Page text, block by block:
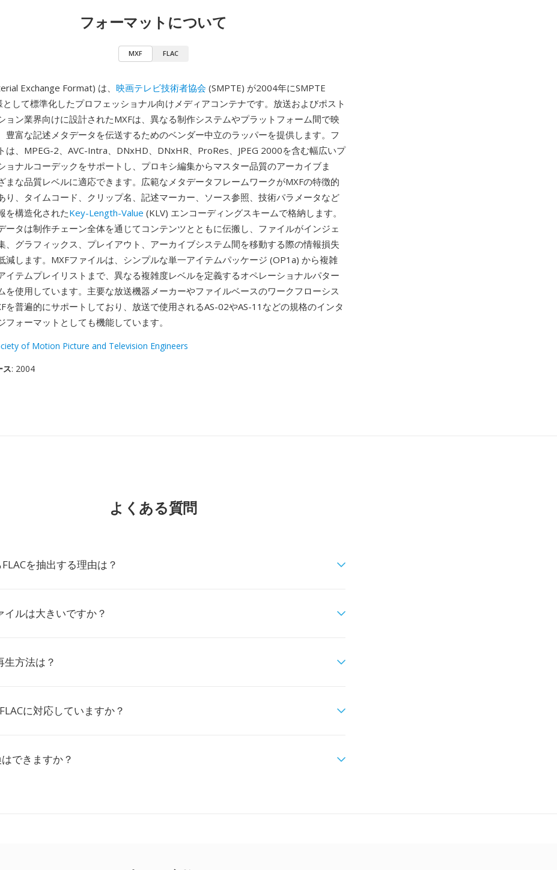
フォーマットについて
MXF FLAC
Exchange Format) は、 映画テレビ技術者協会 (SMPTE) が2004年にSMPTE
して標準化したプロフェッショナル向けメディアコンテナです。放送およびポスト
ョン業界向けに設計されたMXFは、異なる制作システムやプラットフォーム間で映
豊富な記述メタデータを伝送するためのベンダー中立のラッパーを提供します。フ
は、MPEG-2、AVC-Intra、DNxHD、DNxHR、ProRes、JPEG 2000を含む幅広いプ
ョナルコーデックをサポートし、プロキシ編集からマスター品質のアーカイブま
まな品質レベルに適応できます。広範なメタデータフレームワークがMXFの特徴的
り、タイムコード、クリップ名、記述マーカー、ソース参照、技術パラメータなど
を構造化されたKey-Length-Value (KLV) エンコーディングスキームで格納します。
ータは制作チェーン全体を通じてコンテンツとともに伝搬し、ファイルがインジェ
、グラフィックス、プレイアウト、アーカイブシステム間を移動する際の情報損失
減します。MXFファイルは、シンプルな単一アイテムパッケージ (OP1a) から複雑
イテムプレイリストまで、異なる複雑度レベルを定義するオペレーショナルパター
を使用しています。主要な放送機器メーカーやファイルベースのワークフローシス
を普遍的にサポートしており、放送で使用されるAS-02やAS-11などの規格のインタ
フォーマットとしても機能しています。
of Motion Picture and Television Engineers
ス: 2004
よくある質問
を抽出する理由は？
イルは大きいですか？
生方法は？
に対応していますか？
できますか？